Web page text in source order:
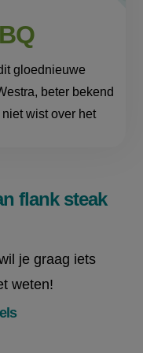
gloednieuwe
beter bekend
wist over het
flank steak
je graag iets
weten!